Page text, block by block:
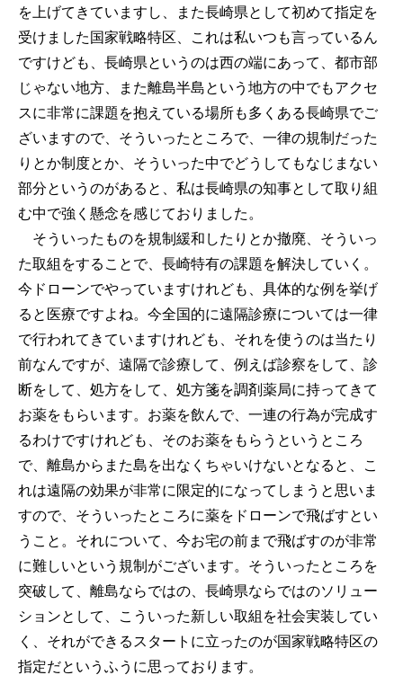
を上げてきていますし、また長崎県として初めて指定を
受けました国家戦略特区、これは私いつも言っているん
ですけども、長崎県というのは西の端にあって、都市部
じゃない地方、また離島半島という地方の中でもアクセ
スに非常に課題を抱えている場所も多くある長崎県でご
ざいますので、そういったところで、一律の規制だった
りとか制度とか、そういった中でどうしてもなじまない
部分というのがあると、私は長崎県の知事として取り組
む中で強く懸念を感じておりました。
そういったものを規制緩和したりとか撤廃、そういっ
た取組をすることで、長崎特有の課題を解決していく。
今ドローンでやっていますけれども、具体的な例を挙げ
ると医療ですよね。今全国的に遠隔診療については一律
で行われてきていますけれども、それを使うのは当たり
前なんですが、遠隔で診療して、例えば診察をして、診
断をして、処方をして、処方箋を調剤薬局に持ってきて
お薬をもらいます。お薬を飲んで、一連の行為が完成す
るわけですけれども、そのお薬をもらうというところ
で、離島からまた島を出なくちゃいけないとなると、こ
れは遠隔の効果が非常に限定的になってしまうと思いま
すので、そういったところに薬をドローンで飛ばすとい
うこと。それについて、今お宅の前まで飛ばすのが非常
に難しいという規制がございます。そういったところを
突破して、離島ならではの、長崎県ならではのソリュー
ションとして、こういった新しい取組を社会実装してい
く、それができるスタートに立ったのが国家戦略特区の
指定だというふうに思っております。